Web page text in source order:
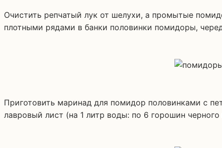
Очистить репчатый лук от шелухи, а промытые
плотными рядами в банки половинки помидоры,
Приготовить маринад для помидор половинками с
лавровый лист (на 1 литр воды: по 6 горошин